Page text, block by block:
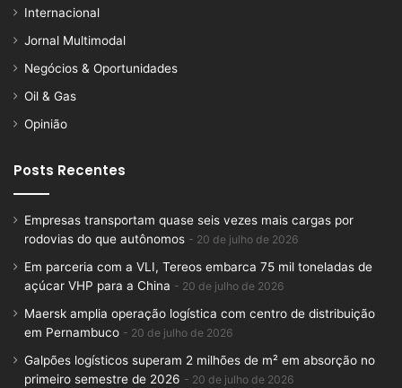
Internacional
Jornal Multimodal
Negócios & Oportunidades
Oil & Gas
Opinião
Posts Recentes
Empresas transportam quase seis vezes mais cargas por
rodovias do que autônomos
20 de julho de 2026
Em parceria com a VLI, Tereos embarca 75 mil toneladas de
açúcar VHP para a China
20 de julho de 2026
Maersk amplia operação logística com centro de distribuição
em Pernambuco
20 de julho de 2026
Galpões logísticos superam 2 milhões de m² em absorção no
primeiro semestre de 2026
20 de julho de 2026